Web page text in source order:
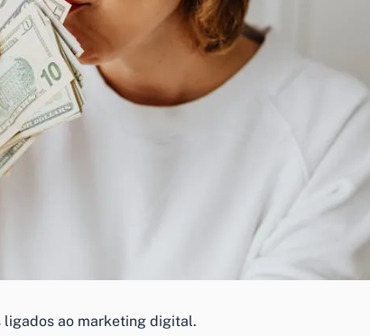
ligados ao marketing digital.